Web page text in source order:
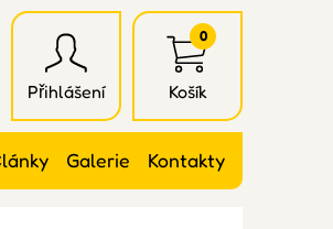
Přihlášení
0
Košík
Galerie Kontakty